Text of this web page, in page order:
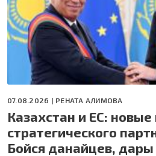
07.08.2026 | РЕНАТА АЛИМОВА
Казахстан и ЕС:
стратегического
Бойся данайцев,